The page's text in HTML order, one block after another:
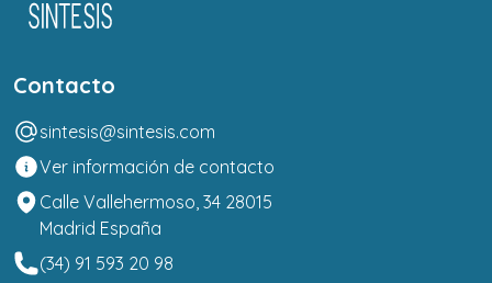
Contacto
sintesis@sintesis.com
Ver información de contacto
Calle Vallehermoso, 34 28015
Madrid España
(34) 91 593 20 98